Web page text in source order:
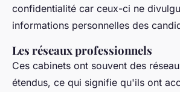
confidentialité car ceux-ci ne
informations personnelles des
Les réseaux professionnels
Ces cabinets ont souvent des
étendus, ce qui signifie qu'ils ont